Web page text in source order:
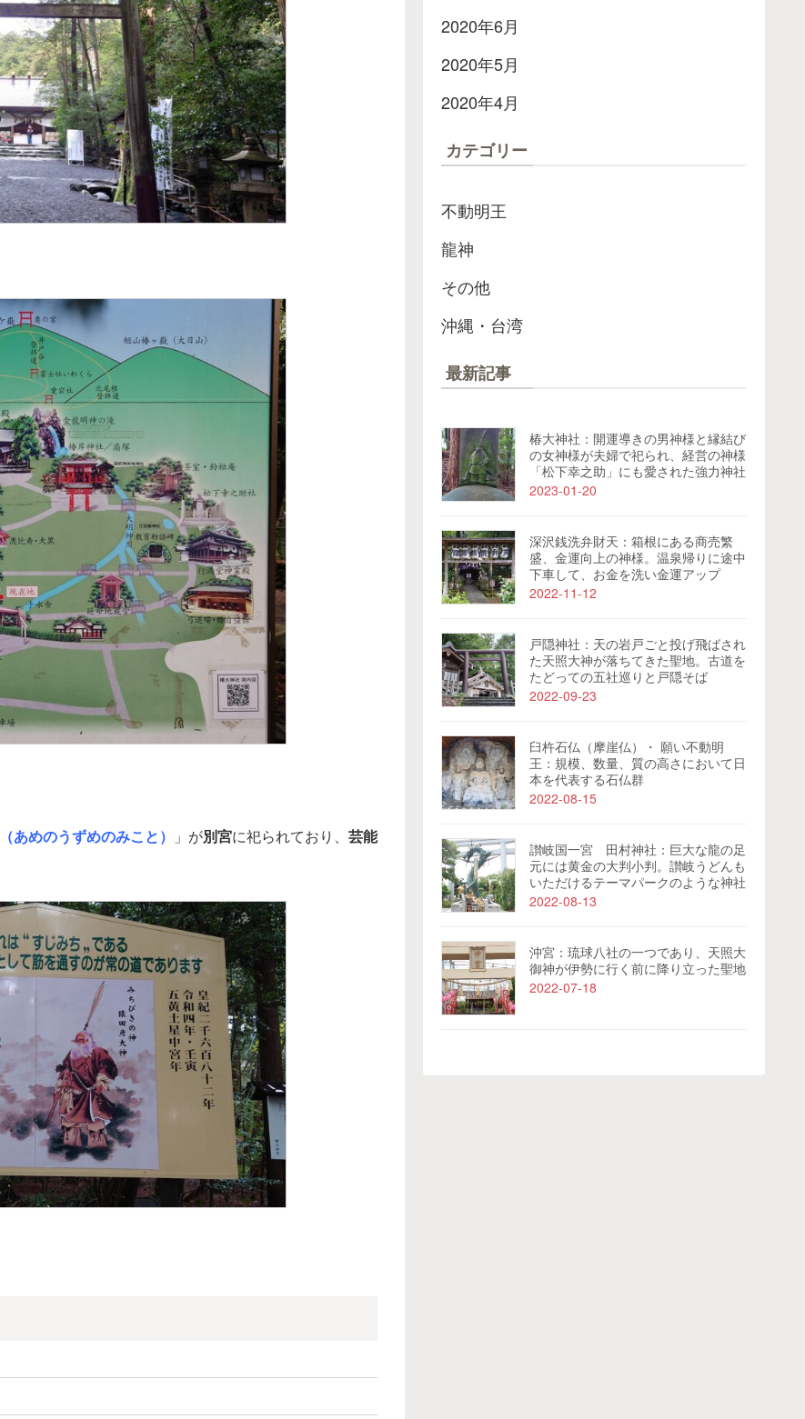
あめのうずめのみこと） 」が別宮に祀られており、 芸能
2020年6月
2020年5月
2020年4月
カテゴリー
不動明王
龍神
その他
沖縄・台湾
最新記事
椿大神社：開運導きの男神様と縁結び
の女神様が夫婦で祀られ、経営の神様
「松下幸之助」にも愛された強力神社
2023-01-20
深沢銭洗弁財天：箱根にある商売繁
盛、金運向上の神様。温泉帰りに途中
下車して、お金を洗い金運アップ
2022-11-12
戸隠神社：天の岩戸ごと投げ飛ばされ
た天照大神が落ちてきた聖地。古道を
たどっての五社巡りと戸隠そば
2022-09-23
臼杵石仏（摩崖仏）・ 願い不動明
王：規模、数量、質の高さにおいて日
本を代表する石仏群
2022-08-15
讃岐国一宮 田村神社：巨大な龍の足
元には黄金の大判小判。讃岐うどんも
いただけるテーマパークのような神社
2022-08-13
沖宮：琉球八社の一つであり、天照大
御神が伊勢に行く前に降り立った聖地
2022-07-18